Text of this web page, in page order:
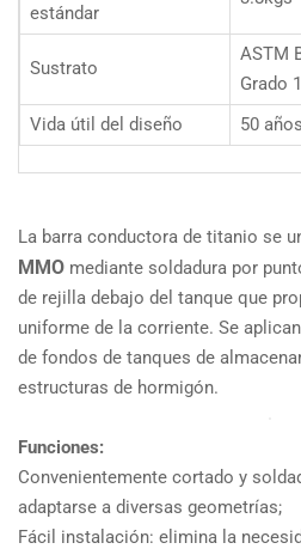
estándar
Sustrato
ASTM
Grado 1
Vida útil del diseño
50 años
La barra conductora de titanio se
MMO mediante soldadura por
de rejilla debajo del tanque que
uniforme de la corriente. Se
de fondos de tanques de
estructuras de hormigón.
Funciones:
Convenientemente cortado y
adaptarse a diversas geometrías;
Fácil instalación: elimina la